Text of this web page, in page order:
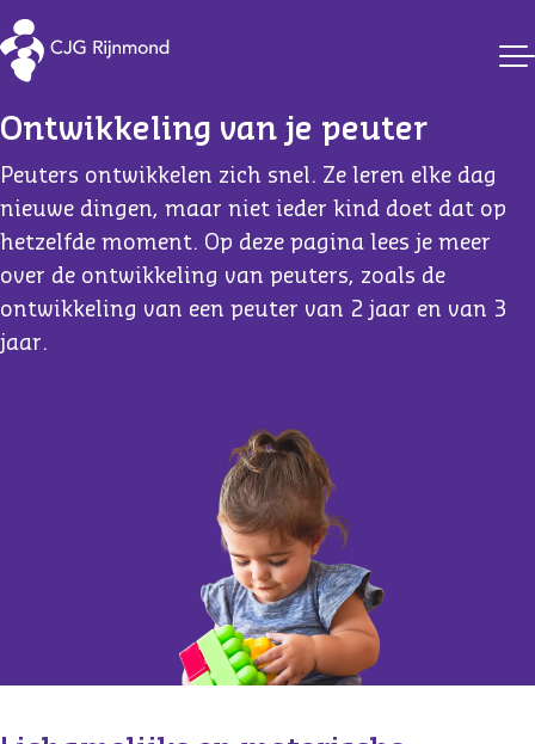
CJG Rijnmond
Ontwikkeling van je peuter
Peuters ontwikkelen zich snel. Ze leren elke dag
nieuwe dingen, maar niet ieder kind doet dat op
hetzelfde moment. Op deze pagina lees je meer
over de ontwikkeling van peuters, zoals de
ontwikkeling van een peuter van 2 jaar en van 3
jaar.